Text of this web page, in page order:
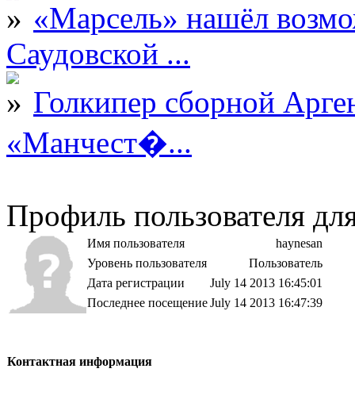
«Марсель» нашёл
Саудовской ...
Голкипер сборной
«Манчест�...
Профиль пользователя
Имя пользователя
haynesan
Уровень пользователя
Пользователь
Дата регистрации
July 14 2013 16:45:01
Последнее посещениеJuly 14 2013 16:47:39
Контактная информация